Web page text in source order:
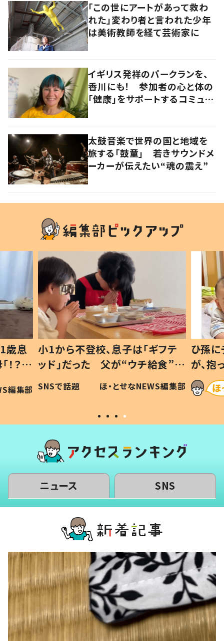
「この世にアートがあって救わ
れた」変わり者と言われた少年
は美術教師を経て芸術家に
イギリス発祥のパークランを、
香川にも！ 参加者の心と体の
「健康」をサポートするコミュニ
太鼓音楽で世界の国と地域を
旅する「鼓童」 若きサウンドメ
ーカーが伝えたい“魂の震え”
歳息
？」
編集部
小1から不登校、息子は「ギフテ
ッド」だった 父が“ウチ給食”を
作り続ける理由とは #令和の親
#令和の子
SNSで話題 ほ・とせなNEWS編集部
ひ孫
が、
「涙が
い」
ニュース SNS